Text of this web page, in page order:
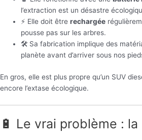
l’extraction est un désastre
⚡ Elle doit êtrerechargée
pousse pas sur les arbres.
🛠️ Sa fabrication implique des
planète avant d’arriver sous nos
En gros, elle est plus propre qu’un SUV
encore l’extase écologique.
🔋 Le vrai problème :